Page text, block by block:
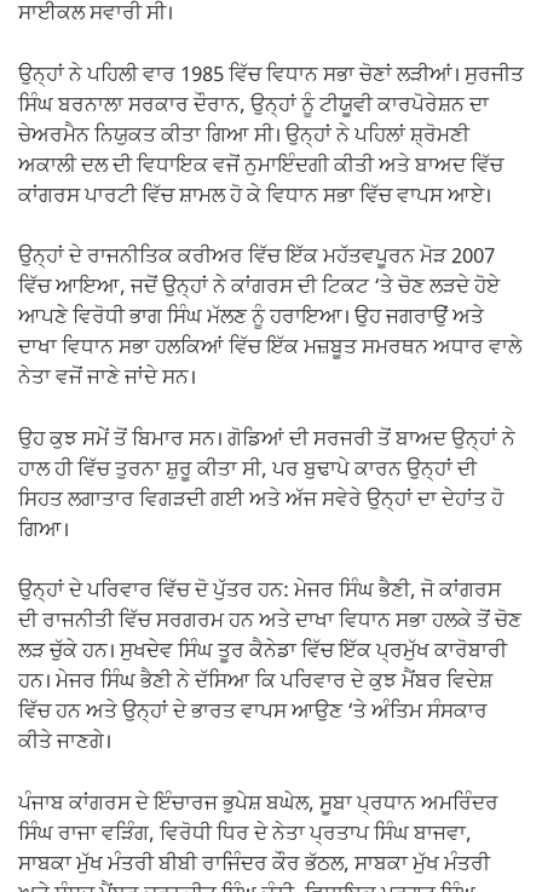
ਸਾਈਕਲ ਸਵਾਰੀ ਸੀ।
ਉਨ੍ਹਾਂ ਨੇ ਪਹਿਲੀ ਵਾਰ 1985 ਵਿੱਚ ਵਿਧਾਨ ਸਭਾ ਚੋਣਾਂ ਲੜੀਆਂ। ਸੁਰਜੀਤ
ਸਿੰਘ ਬਰਨਾਲਾ ਸਰਕਾਰ ਦੌਰਾਨ, ਉਨ੍ਹਾਂ ਨੂੰ ਟੀਯੂਵੀ ਕਾਰਪੋਰੇਸ਼ਨ ਦਾ
ਚੇਅਰਮੈਨ ਨਿਯੁਕਤ ਕੀਤਾ ਗਿਆ ਸੀ। ਉਨ੍ਹਾਂ ਨੇ ਪਹਿਲਾਂ ਸ਼੍ਰੋਮਣੀ
ਅਕਾਲੀ ਦਲ ਦੀ ਵਿਧਾਇਕ ਵਜੋਂ ਨੁਮਾਇੰਦਗੀ ਕੀਤੀ ਅਤੇ ਬਾਅਦ ਵਿੱਚ
ਕਾਂਗਰਸ ਪਾਰਟੀ ਵਿੱਚ ਸ਼ਾਮਲ ਹੋ ਕੇ ਵਿਧਾਨ ਸਭਾ ਵਿੱਚ ਵਾਪਸ ਆਏ।
ਉਨ੍ਹਾਂ ਦੇ ਰਾਜਨੀਤਿਕ ਕਰੀਅਰ ਵਿੱਚ ਇੱਕ ਮਹੱਤਵਪੂਰਨ ਮੋੜ 2007
ਵਿੱਚ ਆਇਆ, ਜਦੋਂ ਉਨ੍ਹਾਂ ਨੇ ਕਾਂਗਰਸ ਦੀ ਟਿਕਟ ‘ਤੇ ਚੋਣ ਲੜਦੇ ਹੋਏ
ਆਪਣੇ ਵਿਰੋਧੀ ਭਾਗ ਸਿੰਘ ਮੱਲਣ ਨੂੰ ਹਰਾਇਆ। ਉਹ ਜਗਰਾਉਂ ਅਤੇ
ਦਾਖਾ ਵਿਧਾਨ ਸਭਾ ਹਲਕਿਆਂ ਵਿੱਚ ਇੱਕ ਮਜ਼ਬੂਤ ​​ਸਮਰਥਨ ਅਧਾਰ ਵਾਲੇ
ਨੇਤਾ ਵਜੋਂ ਜਾਣੇ ਜਾਂਦੇ ਸਨ।
ਉਹ ਕੁਝ ਸਮੇਂ ਤੋਂ ਬਿਮਾਰ ਸਨ। ਗੋਡਿਆਂ ਦੀ ਸਰਜਰੀ ਤੋਂ ਬਾਅਦ ਉਨ੍ਹਾਂ ਨੇ
ਹਾਲ ਹੀ ਵਿੱਚ ਤੁਰਨਾ ਸ਼ੁਰੂ ਕੀਤਾ ਸੀ, ਪਰ ਬੁਢਾਪੇ ਕਾਰਨ ਉਨ੍ਹਾਂ ਦੀ
ਸਿਹਤ ਲਗਾਤਾਰ ਵਿਗੜਦੀ ਗਈ ਅਤੇ ਅੱਜ ਸਵੇਰੇ ਉਨ੍ਹਾਂ ਦਾ ਦੇਹਾਂਤ ਹੋ
ਗਿਆ।
ਉਨ੍ਹਾਂ ਦੇ ਪਰਿਵਾਰ ਵਿੱਚ ਦੋ ਪੁੱਤਰ ਹਨ: ਮੇਜਰ ਸਿੰਘ ਭੈਣੀ, ਜੋ ਕਾਂਗਰਸ
ਦੀ ਰਾਜਨੀਤੀ ਵਿੱਚ ਸਰਗਰਮ ਹਨ ਅਤੇ ਦਾਖਾ ਵਿਧਾਨ ਸਭਾ ਹਲਕੇ ਤੋਂ ਚੋਣ
ਲੜ ਚੁੱਕੇ ਹਨ। ਸੁਖਦੇਵ ਸਿੰਘ ਤੂਰ ਕੈਨੇਡਾ ਵਿੱਚ ਇੱਕ ਪ੍ਰਮੁੱਖ ਕਾਰੋਬਾਰੀ
ਹਨ। ਮੇਜਰ ਸਿੰਘ ਭੈਣੀ ਨੇ ਦੱਸਿਆ ਕਿ ਪਰਿਵਾਰ ਦੇ ਕੁਝ ਮੈਂਬਰ ਵਿਦੇਸ਼
ਵਿੱਚ ਹਨ ਅਤੇ ਉਨ੍ਹਾਂ ਦੇ ਭਾਰਤ ਵਾਪਸ ਆਉਣ ‘ਤੇ ਅੰਤਿਮ ਸੰਸਕਾਰ
ਕੀਤੇ ਜਾਣਗੇ।
ਪੰਜਾਬ ਕਾਂਗਰਸ ਦੇ ਇੰਚਾਰਜ ਭੁਪੇਸ਼ ਬਘੇਲ, ਸੂਬਾ ਪ੍ਰਧਾਨ ਅਮਰਿੰਦਰ
ਸਿੰਘ ਰਾਜਾ ਵੜਿੰਗ, ਵਿਰੋਧੀ ਧਿਰ ਦੇ ਨੇਤਾ ਪ੍ਰਤਾਪ ਸਿੰਘ ਬਾਜਵਾ,
ਸਾਬਕਾ ਮੁੱਖ ਮੰਤਰੀ ਬੀਬੀ ਰਾਜਿੰਦਰ ਕੌਰ ਭੱਠਲ, ਸਾਬਕਾ ਮੁੱਖ ਮੰਤਰੀ